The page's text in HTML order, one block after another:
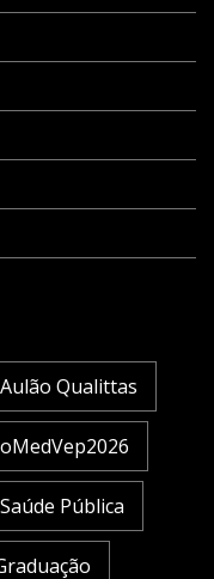
Aulão Qualittas
Pública